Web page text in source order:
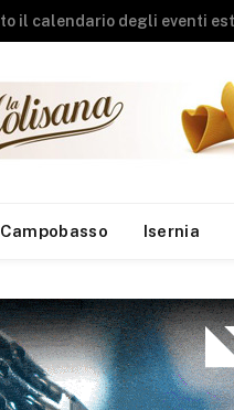
La Sea apre le porte del Centro Comunale di Raccolta agli studenti del campus estivo di Campolieto
Campobasso Isernia